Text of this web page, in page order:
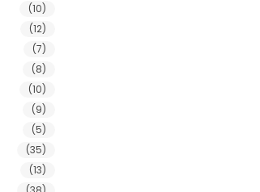
(10)
(12)
(7)
(8)
(10)
(9)
(5)
(35)
(13)